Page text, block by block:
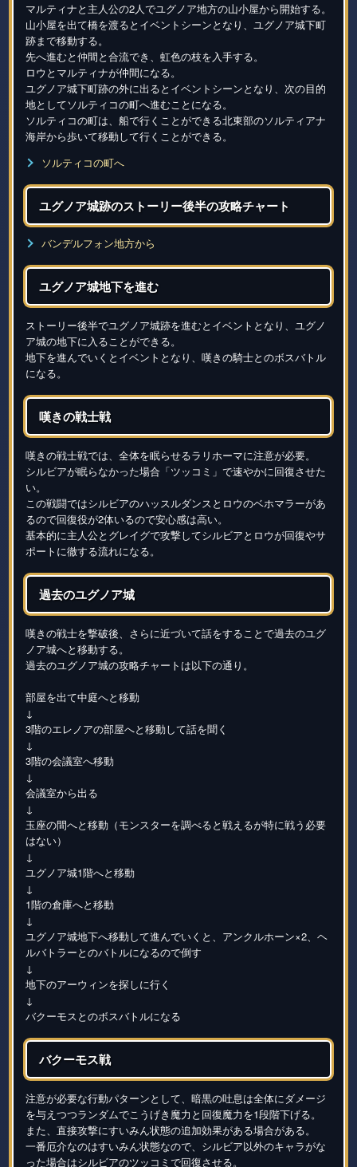
マルティナと主人公の2人でユグノア地方の山小屋から開始する。
山小屋を出て橋を渡るとイベントシーンとなり、ユグノア城下町
跡まで移動する。
先へ進むと仲間と合流でき、虹色の枝を入手する。
ロウとマルティナが仲間になる。
ユグノア城下町跡の外に出るとイベントシーンとなり、次の目的
地としてソルティコの町へ進むことになる。
ソルティコの町は、船で行くことができる北東部のソルティアナ
海岸から歩いて移動して行くことができる。
ソルティコの町へ
ユグノア城跡のストーリー後半の攻略チャート
バンデルフォン地方から
ユグノア城地下を進む
ストーリー後半でユグノア城跡を進むとイベントとなり、ユグノ
ア城の地下に入ることができる。
地下を進んでいくとイベントとなり、嘆きの騎士とのボスバトル
になる。
嘆きの戦士戦
嘆きの戦士戦では、全体を眠らせるラリホーマに注意が必要。
シルビアが眠らなかった場合「ツッコミ」で速やかに回復させた
い。
この戦闘ではシルビアのハッスルダンスとロウのベホマラーがあ
るので回復役が2体いるので安心感は高い。
基本的に主人公とグレイグで攻撃してシルビアとロウが回復やサ
ポートに徹する流れになる。
過去のユグノア城
嘆きの戦士を撃破後、さらに近づいて話をすることで過去のユグ
ノア城へと移動する。
過去のユグノア城の攻略チャートは以下の通り。
部屋を出て中庭へと移動
↓
3階のエレノアの部屋へと移動して話を聞く
↓
3階の会議室へ移動
↓
会議室から出る
↓
玉座の間へと移動（モンスターを調べると戦えるが特に戦う必要
はない）
↓
ユグノア城1階へと移動
↓
1階の倉庫へと移動
↓
ユグノア城地下へ移動して進んでいくと、アンクルホーン×2、ヘ
ルバトラーとのバトルになるので倒す
↓
地下のアーウィンを探しに行く
↓
バクーモスとのボスバトルになる
バクーモス戦
注意が必要な行動パターンとして、暗黒の吐息は全体にダメージ
を与えつつランダムでこうげき魔力と回復魔力を1段階下げる。
また、直接攻撃にすいみん状態の追加効果がある場合がある。
一番厄介なのはすいみん状態なので、シルビア以外のキャラがな
った場合はシルビアのツッコミで回復させる。